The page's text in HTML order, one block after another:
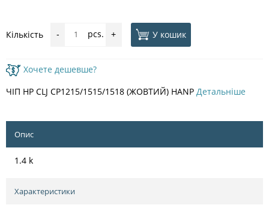
Кількість - pcs. + У кошик
Хочете дешевше?
ЧІП HP CLJ CP1215/1515/1518 (ЖОВТИЙ) HANP Детальніше
Опис
1.4 k
Характеристики